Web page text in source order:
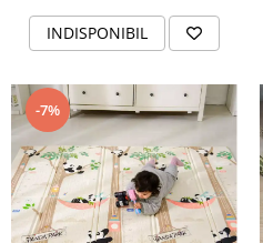
INDISPONIBIL
-7%